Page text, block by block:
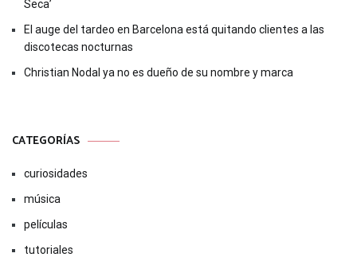
Seca’
El auge del tardeo en Barcelona está quitando clientes a las
discotecas nocturnas
Christian Nodal ya no es dueño de su nombre y marca
CATEGORÍAS
curiosidades
música
películas
tutoriales